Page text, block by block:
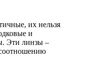
их нельзя
и
Эти линзы –